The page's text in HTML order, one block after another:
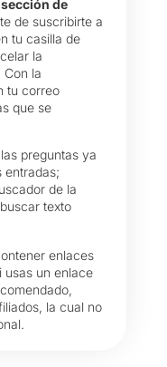
de
de suscribirte a
tu casilla de
la
Con la
tu correo
que se
preguntas ya
entradas;
de la
texto
enlaces
usas un enlace
la cual no